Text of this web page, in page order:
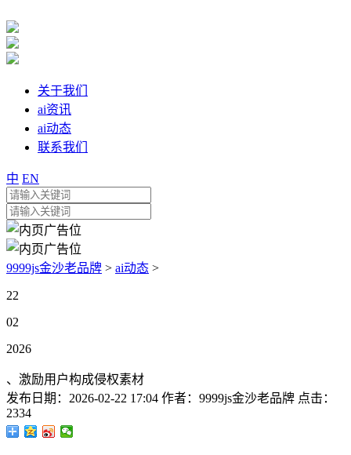
关于我们
ai资讯
ai动态
联系我们
中 EN
9999js金沙老品牌 > ai动态 >
22
02
2026
、激励用户构成侵权素材
发布日期： 2026-02-22 17:04 作者： 9999js金沙老品牌 点击：
2334